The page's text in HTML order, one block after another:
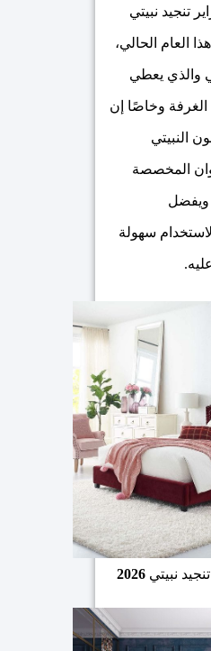
تنجيد نبيتي
العام الحالي،
والذي يعطي
وخاصًا إن
النبيتي
المخصصة
ويفضل
سهولة
نبيتي2026